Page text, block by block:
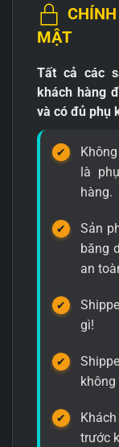
1. Đặc điểm
2 đầu đóng
MẬT
Tất cả các
khách hàng
và có đủ phụ
là
hàng.
Sản
băng
an
gì!
trước